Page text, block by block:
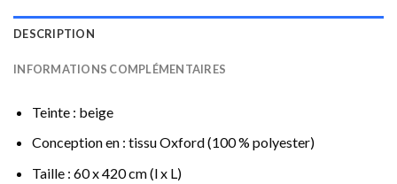
DESCRIPTION
INFORMATIONS COMPLÉMENTAIRES
Teinte : beige
Conception en : tissu Oxford (100 % polyester)
Taille : 60 x 420 cm (l x L)